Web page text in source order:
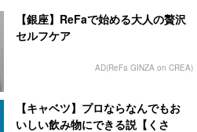
【銀座】ReFaで始める大人の贅沢
セルフケア
AD(ReFa GINZA on CREA)
【キャベツ】プロならなんでもお
いしい飲み物にできる説【くさ